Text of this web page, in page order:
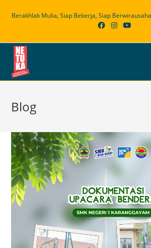
Berakhlak Mulia, Siap Bekerja, Siap
Blog